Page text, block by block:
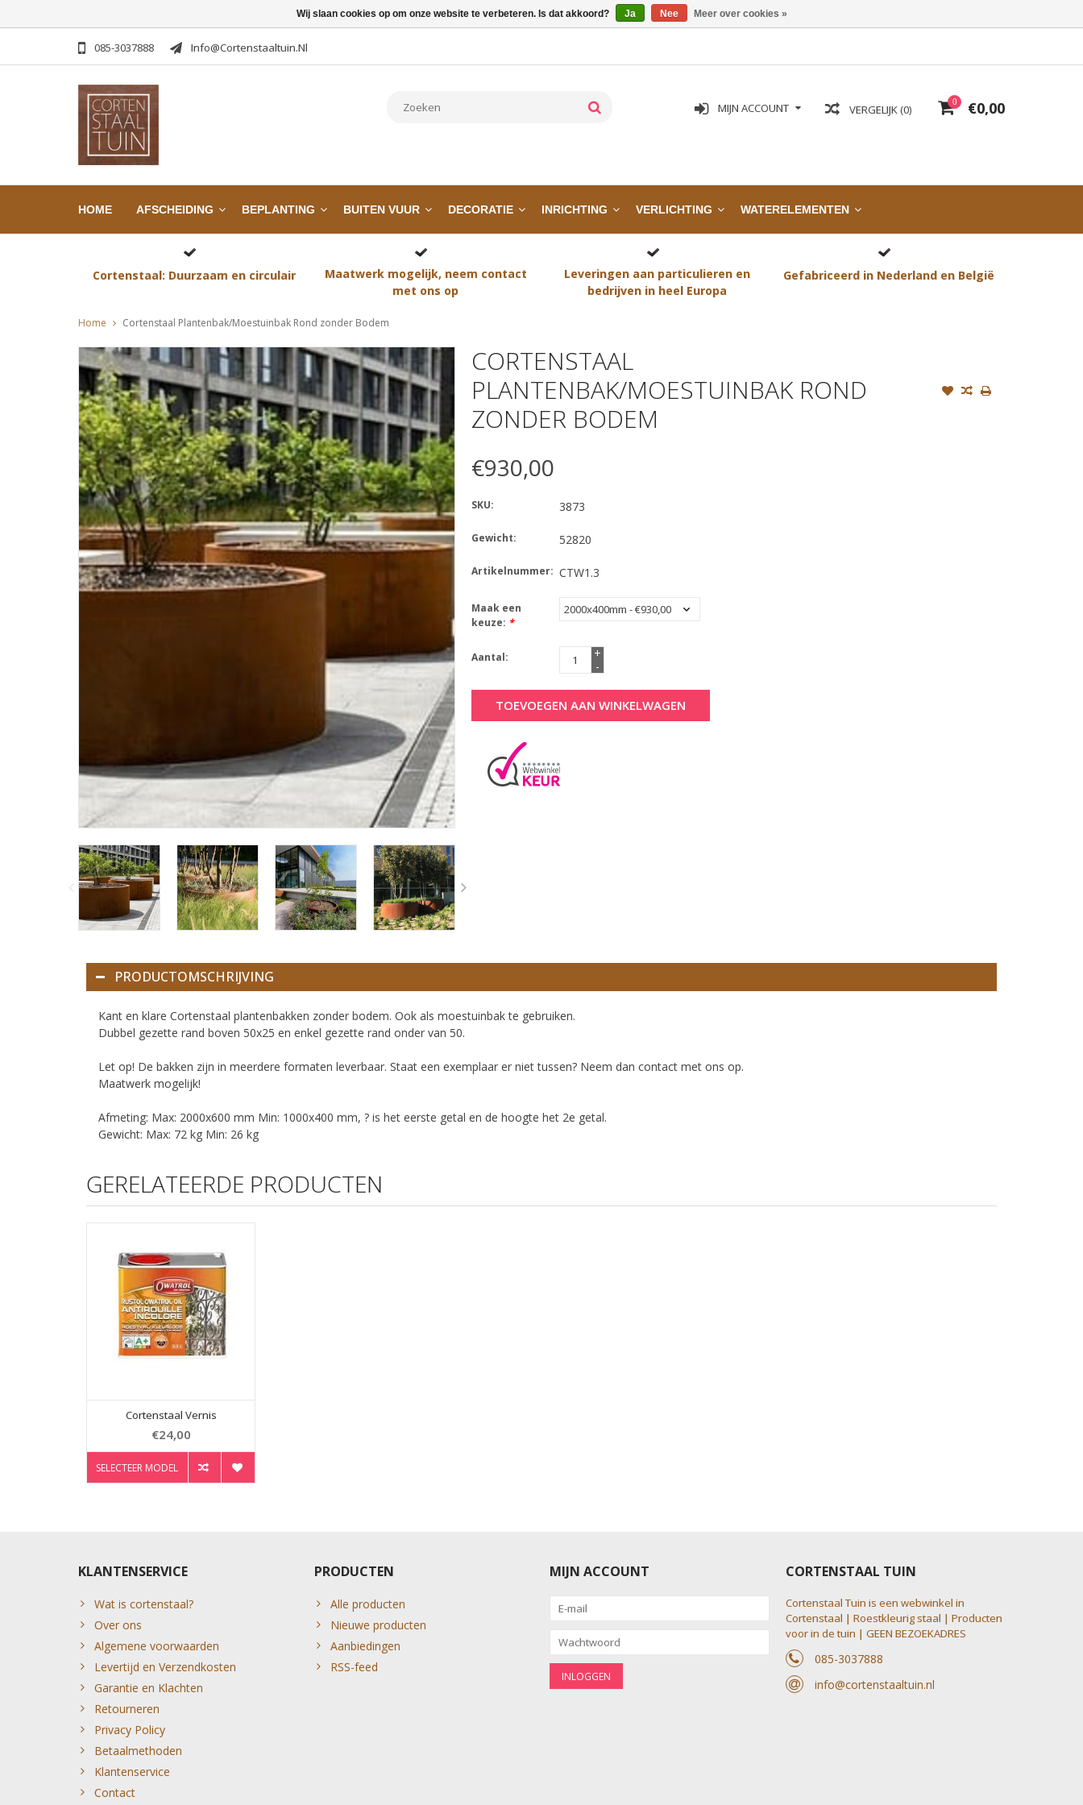
085-3037888 Info@cortenstaaltuin.nl
0 €0,00
VERGELIJK (0)
MIJN ACCOUNT
HOME AFSCHEIDING BEPLANTING BUITEN VUUR DECORATIE INRICHTING VERLICHTING WATERELEMENTEN
Cortenstaal: Duurzaam en circulair
Maatwerk mogelijk, neem contact
met ons op
Leveringen aan particulieren en
bedrijven in heel Europa
Gefabriceerd in Nederland en België
Home Cortenstaal Plantenbak/Moestuinbak Rond zonder Bodem
CORTENSTAAL
PLANTENBAK/MOESTUINBAK ROND
ZONDER BODEM
€930,00
SKU: 3873
Gewicht: 52820
Artikelnummer: CTW1.3
Maak een
keuze: *
Aantal:
+
-
TOEVOEGEN AAN WINKELWAGEN
PRODUCTOMSCHRIJVING
Kant en klare Cortenstaal plantenbakken zonder bodem. Ook als moestuinbak te gebruiken.
Dubbel gezette rand boven 50x25 en enkel gezette rand onder van 50.
Let op! De bakken zijn in meerdere formaten leverbaar. Staat een exemplaar er niet tussen? Neem dan contact met ons op.
Maatwerk mogelijk!
Afmeting: Max: 2000x600 mm Min: 1000x400 mm, ? is het eerste getal en de hoogte het 2e getal.
Gewicht: Max: 72 kg Min: 26 kg
GERELATEERDE PRODUCTEN
Cortenstaal Vernis
€24,00
SELECTEER MODEL
KLANTENSERVICE
Wat is cortenstaal?
Over ons
Algemene voorwaarden
Levertijd en Verzendkosten
Garantie en Klachten
Retourneren
Privacy Policy
Betaalmethoden
Klantenservice
Contact
PRODUCTEN
Alle producten
Nieuwe producten
Aanbiedingen
RSS-feed
MIJN ACCOUNT CORTENSTAAL TUIN
Cortenstaal Tuin is een webwinkel in
Cortenstaal | Roestkleurig staal | Producten
voor in de tuin | GEEN BEZOEKADRES
085-3037888
info@cortenstaaltuin.nl
Wij slaan cookies op om onze website te verbeteren. Is dat akkoord? Ja Nee Meer over cookies »